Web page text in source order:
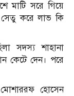
মাটি সরে গিয়ে
সেতু করে লাভ কি
সদস্য শাহানা
কেটে দেন। পরে
মোশাররফ হোসেন